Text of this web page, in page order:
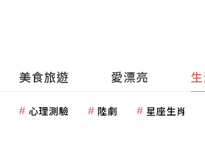
美食旅遊 愛漂亮
心理測驗 陸劇 星座生肖